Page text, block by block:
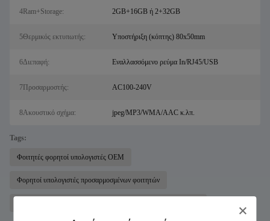
4Ram+Storage: 2GB+16GB ή 2+32GB
5Θερμικός εκτυπωτής: Υποστήριξη (κόπτης) 80x50mm
6Διεπαφή: Εναλλασσόμενο ρεύμα In/RJ45/USB
7Προσαρμοστής: AC100-240V
8Ακουστικό σχήμα: jpeg/MP3/WMA/AAC κ.λπ.
Tags:
Φοιτητές φορητοί υπολογιστές OEM
Φορητοί υπολογιστές προσαρμοσμένων φοιτητών